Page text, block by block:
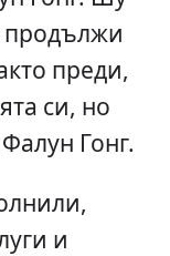
продължи
преди,
си, но
Гонг.
и